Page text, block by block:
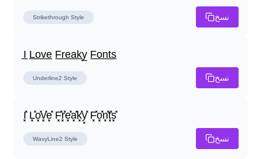
Strikethrough Style نسخ
I̲ L̲o̲v̲e̲ F̲r̲e̲a̲k̲y̲ F̲o̲n̲t̲s̲
Underline2 Style نسخ
I͓̽ L͓̽o͓̽v͓̽e͓̽ F͓̽r͓̽e͓̽a͓̽k͓̽y͓̽ F͓̽o͓̽n͓̽t͓̽s͓̽
WavyLine2 Style نسخ